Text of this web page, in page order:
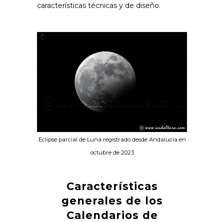
características técnicas y de diseño.
Eclipse parcial de Luna registrado desde Andalucía en
octubre de 2023
Características
generales de los
Calendarios de